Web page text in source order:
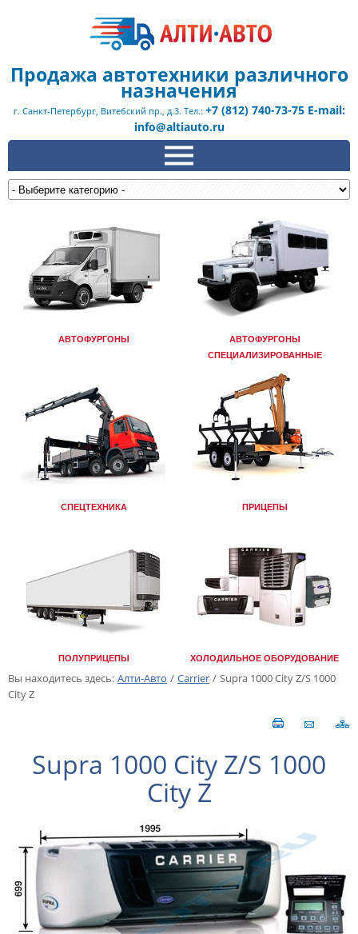
Продажа автотехники различного
назначения
г. Санкт-Петербург, Витебский пр., д.3. Тел.: +7 (812) 740-73-75 E-mail:
info@altiauto.ru
АВТОФУРГОНЫ
АВТОФУРГОНЫ
СПЕЦИАЛИЗИРОВАННЫЕ
СПЕЦТЕХНИКА ПРИЦЕПЫ
ПОЛУПРИЦЕПЫ ХОЛОДИЛЬНОЕ ОБОРУДОВАНИЕ
Вы находитесь здесь: Алти-Авто / Carrier / Supra 1000 City Z/S 1000
City Z
Supra 1000 City Z/S 1000
City Z